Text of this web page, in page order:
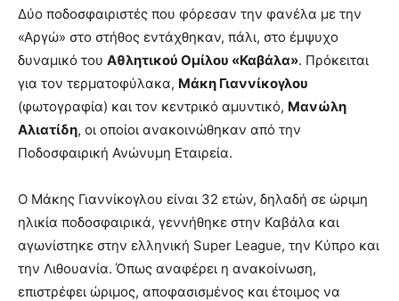
Δύο ποδοσφαιριστές που φόρεσαν την φανέλα με την
«Αργώ» στο στήθος εντάχθηκαν, πάλι, στο έμψυχο
δυναμικό του Αθλητικού Ομίλου «Καβάλα». Πρόκειται
για τον τερματοφύλακα, Μάκη Γιαννίκογλου
(φωτογραφία) και τον κεντρικό αμυντικό, Μανώλη
Αλιατίδη, οι οποίοι ανακοινώθηκαν από την
Ποδοσφαιρική Ανώνυμη Εταιρεία.
Ο Μάκης Γιαννίκογλου είναι 32 ετών, δηλαδή σε ώριμη
ηλικία ποδοσφαιρικά, γεννήθηκε στην Καβάλα και
αγωνίστηκε στην ελληνική Super League, την Κύπρο και
την Λιθουανία. Όπως αναφέρει η ανακοίνωση,
επιστρέφει ώριμος, αποφασισμένος και έτοιμος να